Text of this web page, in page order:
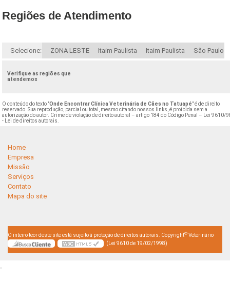
Regiões de Atendimento
Selecione: ZONA LESTE Itaim Paulista Itaim Paulista São Paulo
Verifique as regiões que
atendemos
O conteúdo do texto "Onde Encontrar Clínica Veterinária de Cães no Tatuapé" é de direito
reservado. Sua reprodução, parcial ou total, mesmo citando nossos links, é proibida sem a
autorização do autor. Crime de violação de direito autoral – artigo 184 do Código Penal – Lei 9610/
- Lei de direitos autorais.
Home
Empresa
Missão
Serviços
Contato
Mapa do site
O inteiro teor deste site está sujeito à proteção de direitos autorais. Copyright© Veterinário
(Lei 9610 de 19/02/1998)